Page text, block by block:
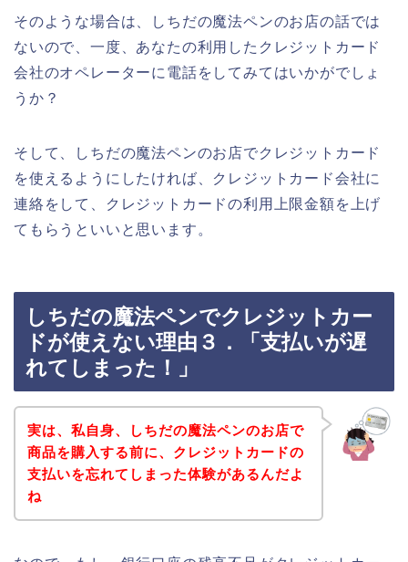
そのような場合は、しちだの魔法ペンのお店の話では
ないので、一度、あなたの利用したクレジットカード
会社のオペレーターに電話をしてみてはいかがでしょ
うか？
そして、しちだの魔法ペンのお店でクレジットカード
を使えるようにしたければ、クレジットカード会社に
連絡をして、クレジットカードの利用上限金額を上げ
てもらうといいと思います。
しちだの魔法ペンでクレジットカー
ドが使えない理由３．「支払いが遅
れてしまった！」
実は、私自身、しちだの魔法ペンのお店で
商品を購入する前に、クレジットカードの
支払いを忘れてしまった体験があるんだよ
ね